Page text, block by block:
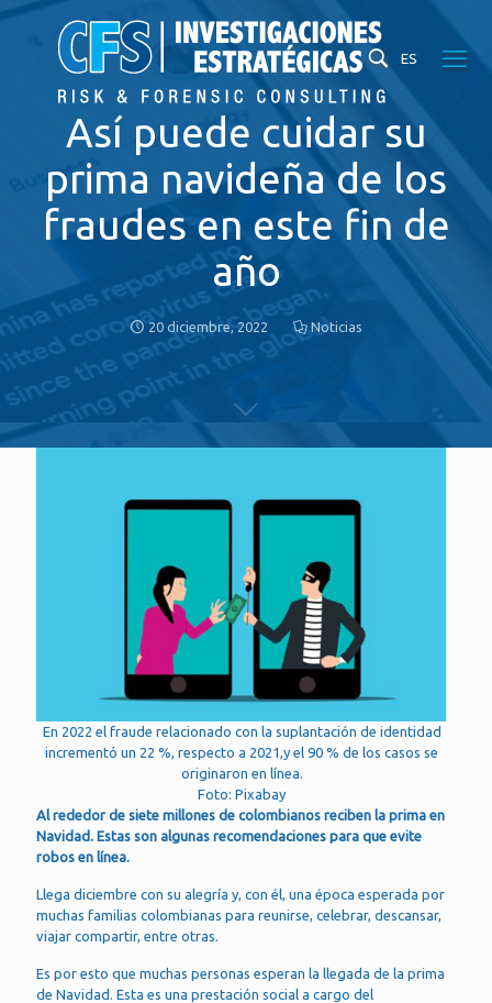
ES
Así puede cuidar su
prima navideña de los
fraudes en este fin de
año
20 diciembre, 2022 Noticias
En 2022 el fraude relacionado con la suplantación de identidad
incrementó un 22 %, respecto a 2021,y el 90 % de los casos se
originaron en línea.
Foto: Pixabay
Al rededor de siete millones de colombianos reciben la prima en
Navidad. Estas son algunas recomendaciones para que evite
robos en línea.
Llega diciembre con su alegría y, con él, una época esperada por
muchas familias colombianas para reunirse, celebrar, descansar,
viajar compartir, entre otras.
Es por esto que muchas personas esperan la llegada de la prima
de Navidad. Esta es una prestación social a cargo del